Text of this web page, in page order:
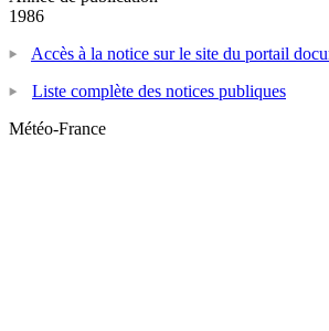
1986
Accès à la notice sur le site du portail
Liste complète des notices publiques
Météo-France